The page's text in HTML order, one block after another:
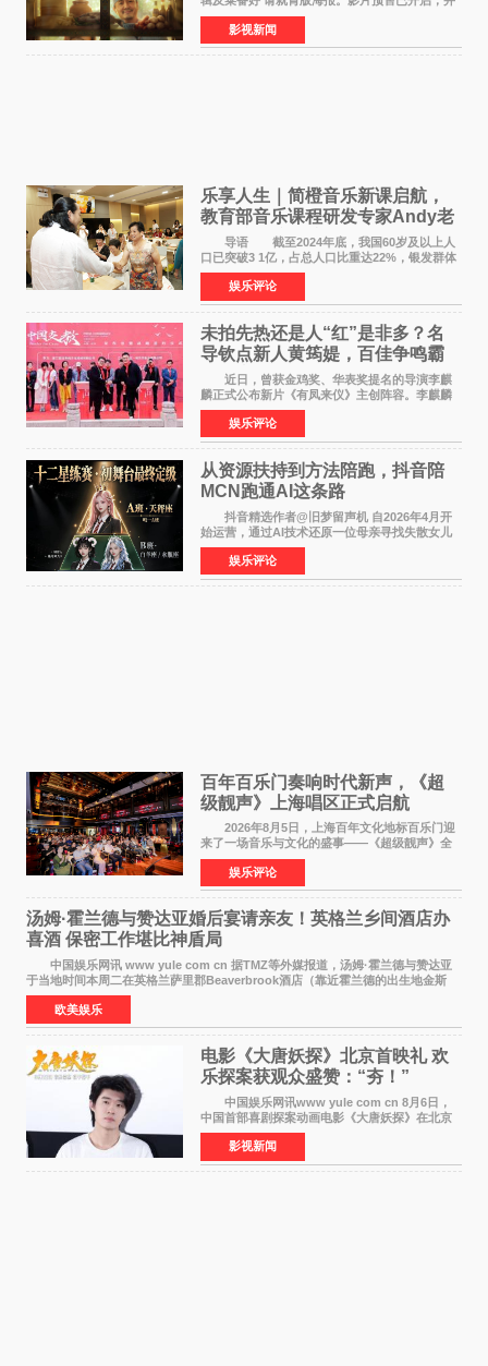
将于8月8日至10日14:00-21:00举行全国超前点
映。电影《欢迎来龙餐馆》作为战争美食喜剧大
片，讲述了中国
影视新闻
乐享人生｜简橙音乐新课启航，
教育部音乐课程研发专家Andy老
师重磅入驻领航银龄琴声
导语 截至2024年底，我国60岁及以上人
口已突破3 1亿，占总人口比重达22%，银发群体
的精神文化需求日益凸显。2024年1月，国务院办
公厅印发《关于发展银发经济增进老年人福祉的
意见》——这是
娱乐评论
未拍先热还是人“红”是非多？名
导钦点新人黄筠媞，百佳争鸣霸
气回应
近日，曾获金鸡奖、华表奖提名的导演李麒
麟正式公布新片《有凤来仪》主创阵容。李麒麟
早年凭电影《华容道》获得金鸡奖、华表奖提
名，此后长期参与国内外电影制作，其担任制片
人参与的作品亦曾
娱乐评论
从资源扶持到方法陪跑，抖音陪
MCN跑通AI这条路
抖音精选作者@旧梦留声机 自2026年4月开
始运营，通过AI技术还原一位母亲寻找失散女儿
的故事，凭借强情感表达获得大量用户关注，发
布仅21小时便获得超1亿曝光、超1000万互动。
此后，账号持续沿
娱乐评论
百年百乐门奏响时代新声，《超
级靓声》上海唱区正式启航
2026年8月5日，上海百年文化地标百乐门迎
来了一场音乐与文化的盛事——《超级靓声》全
国励志音乐公益节目上海唱区新闻发布会暨启动
仪式在此隆重举行。各界领导、嘉宾与媒体朋友
齐聚一堂，共同
娱乐评论
汤姆·霍兰德与赞达亚婚后宴请亲友！英格兰乡间酒店办
喜酒 保密工作堪比神盾局
中国娱乐网讯 www yule com cn 据TMZ等外媒报道，汤姆·霍兰德与赞达亚
于当地时间本周二在英格兰萨里郡Beaverbrook酒店（靠近霍兰德的出生地金斯
顿）举办婚宴，邀请家人与朋友们喝喜酒，庆祝
欧美娱乐
电影《大唐妖探》北京首映礼 欢
乐探案获观众盛赞：“夯！”
中国娱乐网讯www yule com cn 8月6日，
中国首部喜剧探案动画电影《大唐妖探》在北京
举办电影首映礼。导演程腾、联合导演黄珉、总
制片人曹紫建、制片人李莹莹，配音导演张喆，
对白指导程寅，领
影视新闻